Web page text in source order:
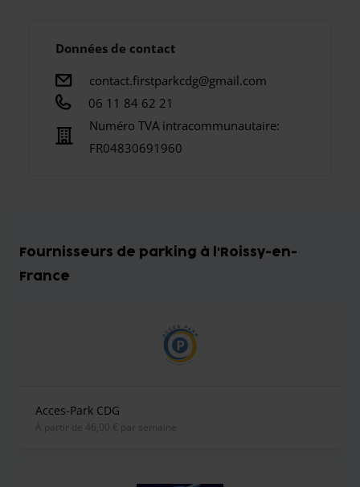
Données de contact
contact.firstparkcdg@gmail.com
06 11 84 62 21
Numéro TVA intracommunautaire:
FR04830691960
Fournisseurs de parking à l'Roissy-en-
France
Acces-Park CDG
À partir de 46,00 € par semaine